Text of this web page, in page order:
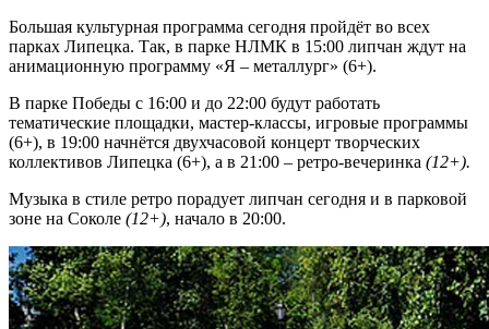
Большая культурная программа сегодня пройдёт во всех
парках Липецка. Так, в парке НЛМК в 15:00 липчан ждут на
анимационную программу «Я – металлург» (6+).
В парке Победы с 16:00 и до 22:00 будут работать
тематические площадки, мастер-классы, игровые программы
(6+), в 19:00 начнётся двухчасовой концерт творческих
коллективов Липецка (6+), а в 21:00 – ретро-вечеринка (12+).
Музыка в стиле ретро порадует липчан сегодня и в парковой
зоне на Соколе (12+), начало в 20:00.